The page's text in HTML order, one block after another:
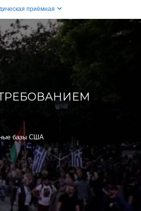
приёмная
базы США